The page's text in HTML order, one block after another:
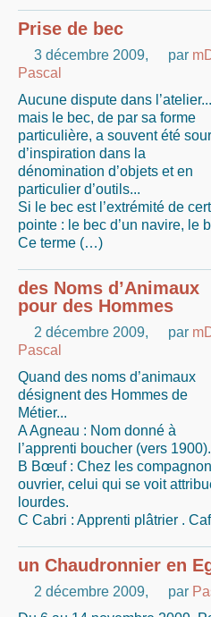
Prise de bec
3 décembre 2009, par
Pascal
Aucune dispute dans l’atelier...
mais le bec, de par sa forme
particulière, a souvent été
d’inspiration dans la
dénomination d’objets et en
particulier d’outils...
Si le bec est l’extrémité de
pointe : le bec d’un navire, le
Ce terme (…)
des Noms d’Animaux
pour des Hommes
2 décembre 2009, par
Pascal
Quand des noms d’animaux
désignent des Hommes de
Métier...
A Agneau : Nom donné à
l’apprenti boucher (vers 1900).
B Bœuf : Chez les
ouvrier, celui qui se voit
lourdes.
C Cabri : Apprenti plâtrier .
un Chaudronnier en
2 décembre 2009, par